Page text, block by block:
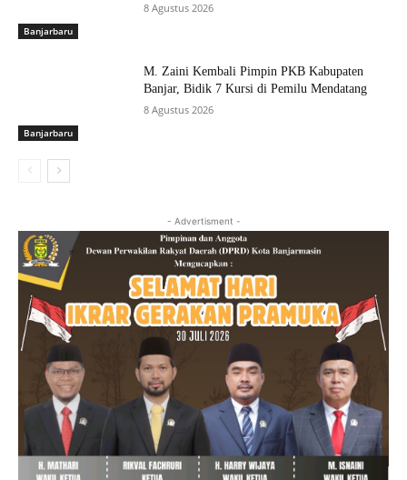
Banjarbaru
8 Agustus 2026
Banjarbaru
M. Zaini Kembali Pimpin PKB Kabupaten
Banjar, Bidik 7 Kursi di Pemilu Mendatang
8 Agustus 2026
- Advertisment -